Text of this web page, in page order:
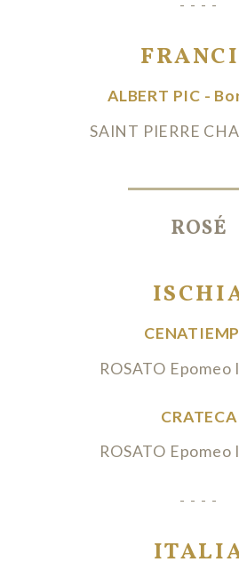
- - - -
ALBERT PIC -
SAINT PIERRE
ROSÉ
ROSATO Epomeo
CRATECA
ROSATO Epomeo
- - - -